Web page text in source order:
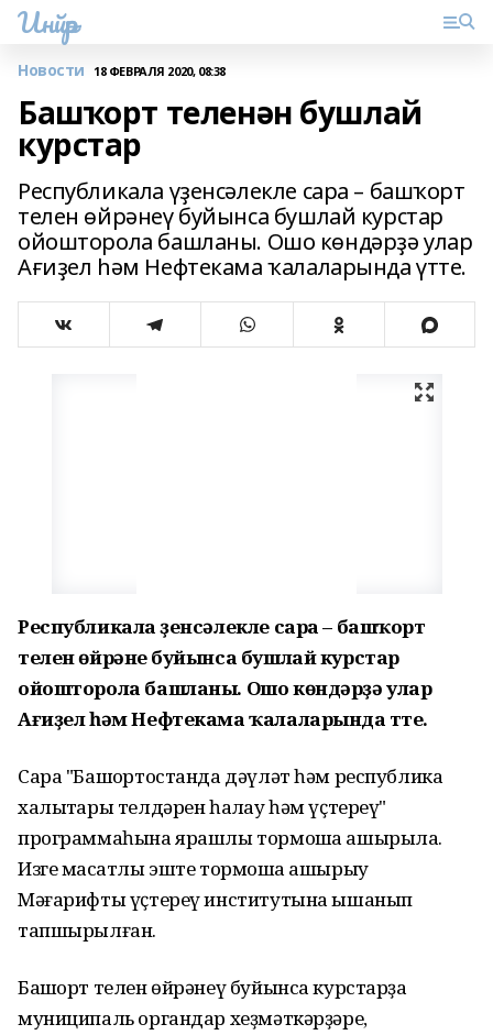
Инйәр
Новости 18 ФЕВРАЛЯ 2020, 08:38
Башҡорт теленән бушлай
курстар
Республикала үҙенсәлекле сара – башҡорт
телен өйрәнеү буйынса бушлай курстар
ойошторола башланы. Ошо көндәрҙә улар
Ағиҙел һәм Нефтекама ҡалаларында үтте.
Республикала үҙенсәлекле сара – башҡорт
телен өйрәнеү буйынса бушлай курстар
ойошторола башланы. Ошо көндәрҙә улар
Ағиҙел һәм Нефтекама ҡалаларында үтте.
Сара "Башҡортостанда дәүләт һәм республика
халыҡтары телдәрен һаҡлау һәм үҫтереү"
программаһына ярашлы тормошҡа ашырыла.
Изге маҡсатлы эште тормошҡа ашырыу
Мәғарифты үҫтереү институтына ышанып
тапшырылған.
Башҡорт телен өйрәнеү буйынса курстарҙа
муниципаль органдар хеҙмәткәрҙәре,